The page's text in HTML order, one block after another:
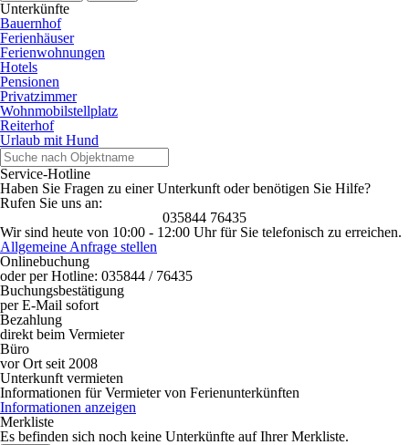
Unterkünfte
Bauernhof
Ferienhäuser
Ferienwohnungen
Hotels
Pensionen
Privatzimmer
Wohnmobilstellplatz
Reiterhof
Urlaub mit Hund
Service-Hotline
Haben Sie Fragen zu einer Unterkunft oder benötigen Sie Hilfe?
Rufen Sie uns an:
035844 76435
Wir sind heute von 10:00 - 12:00 Uhr für Sie telefonisch zu erreichen.
Allgemeine Anfrage stellen
Onlinebuchung
oder per Hotline: 035844 / 76435
Buchungsbestätigung
per E-Mail sofort
Bezahlung
direkt beim Vermieter
Büro
vor Ort seit 2008
Unterkunft vermieten
Informationen für Vermieter von Ferienunterkünften
Informationen anzeigen
Merkliste
Es befinden sich noch keine Unterkünfte auf Ihrer Merkliste.